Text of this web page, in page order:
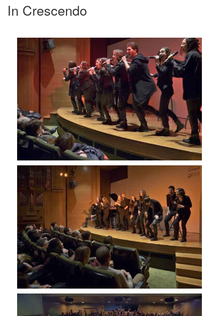
In Crescendo